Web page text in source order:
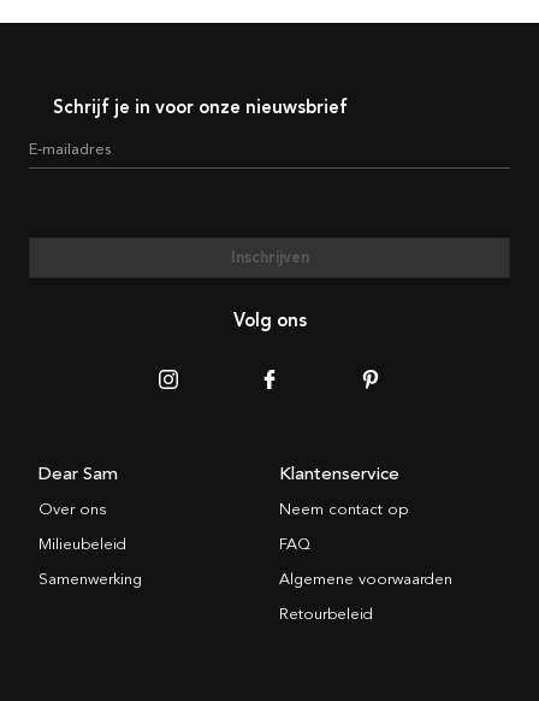
Schrijf je in voor onze nieuwsbrief
E-mailadres
Inschrijven
Volg ons
Dear Sam
Over ons
Milieubeleid
Samenwerking
Klantenservice
Neem contact op
FAQ
Algemene voorwaarden
Retourbeleid